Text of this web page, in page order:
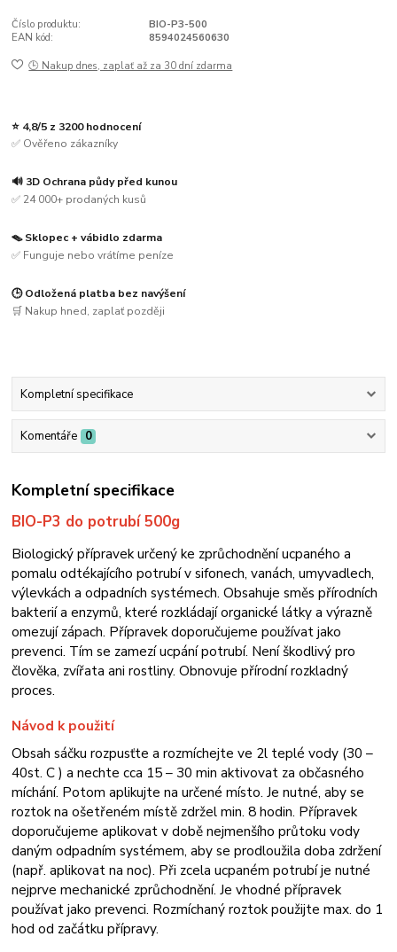
Číslo produktu:
BIO-P3-500
EAN kód:
8594024560630
🕒 Nakup dnes, zaplať až za 30 dní zdarma
⭐ 4,8/5 z 3200 hodnocení
✅ Ověřeno zákazníky
🔊 3D Ochrana půdy před kunou
✅ 24 000+ prodaných kusů
🪤 Sklopec + vábidlo zdarma
✅ Funguje nebo vrátíme peníze
🕒 Odložená platba bez navýšení
🛒 Nakup hned, zaplať později
Kompletní specifikace
Komentáře 0
Kompletní specifikace
BIO-P3 do potrubí 500g
Biologický přípravek určený ke zprůchodnění ucpaného a
pomalu odtékajícího potrubí v sifonech, vanách, umyvadlech,
výlevkách a odpadních systémech. Obsahuje směs přírodních
bakterií a enzymů, které rozkládají organické látky a výrazně
omezují zápach. Přípravek doporučujeme používat jako
prevenci. Tím se zamezí ucpání potrubí. Není škodlivý pro
člověka, zvířata ani rostliny. Obnovuje přírodní rozkladný
proces.
Návod k použití
Obsah sáčku rozpusťte a rozmíchejte ve 2l teplé vody (30 –
40st. C ) a nechte cca 15 – 30 min aktivovat za občasného
míchání. Potom aplikujte na určené místo. Je nutné, aby se
roztok na ošetřeném místě zdržel min. 8 hodin. Přípravek
doporučujeme aplikovat v době nejmenšího průtoku vody
daným odpadním systémem, aby se prodloužila doba zdržení
(např. aplikovat na noc). Při zcela ucpaném potrubí je nutné
nejprve mechanické zprůchodnění. Je vhodné přípravek
používat jako prevenci. Rozmíchaný roztok použijte max. do 1
hod od začátku přípravy.